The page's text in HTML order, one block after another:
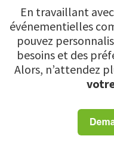
En travaillant
événementielles
pouvez
besoins et des
Alors, n’attendez